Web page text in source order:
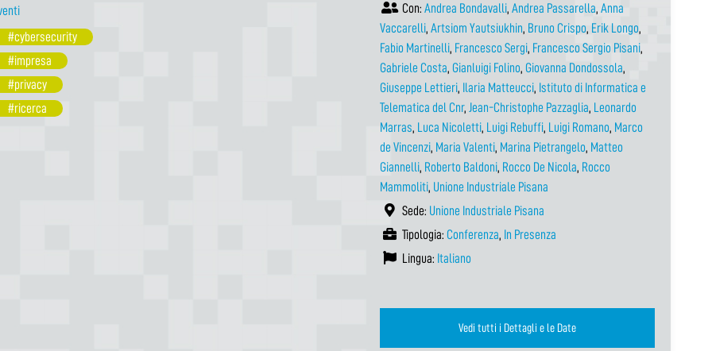
#cybersecurity
#impresa
#privacy
#ricerca
Con: Andrea Bondavalli, Andrea Passarella, Anna
Vaccarelli, Artsiom Yautsiukhin, Bruno Crispo, Erik Longo,
Fabio Martinelli, Francesco Sergi, Francesco Sergio Pisani,
Gabriele Costa, Gianluigi Folino, Giovanna Dondossola,
Giuseppe Lettieri, Ilaria Matteucci, Istituto di Informatica e
Telematica del Cnr, Jean-Christophe Pazzaglia, Leonardo
Marras, Luca Nicoletti, Luigi Rebuffi, Luigi Romano, Marco
de Vincenzi, Maria Valenti, Marina Pietrangelo, Matteo
Giannelli, Roberto Baldoni, Rocco De Nicola, Rocco
Mammoliti, Unione Industriale Pisana
Sede: Unione Industriale Pisana
Tipologia: Conferenza, In Presenza
Lingua: Italiano
Vedi tutti i Dettagli e le Date